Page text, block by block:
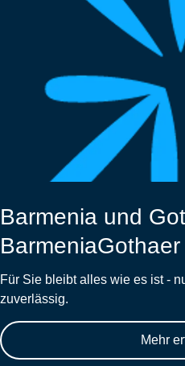
Barmenia und
BarmeniaGothaer
Für Sie bleibt alles wie es ist -
zuverlässig.
Mehr